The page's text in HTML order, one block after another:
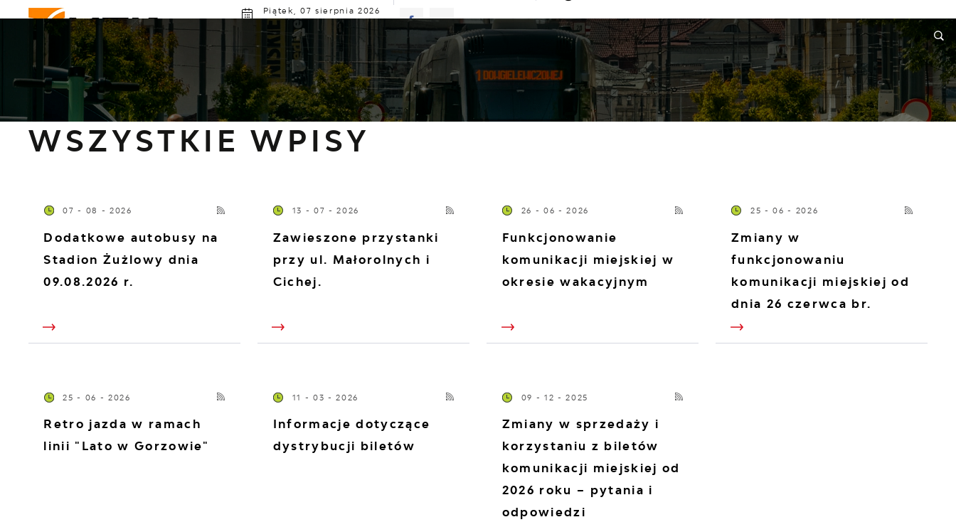
Przejdź do menu.
Przejdź do wyszukiwarki.
Przejdź do treści.
Przejdź do ustawień wielkości czcionki.
Włącz wersję kontrastową strony. Piątek, 07 sierpnia 2026
Deszcz 22°C
MZK GORZÓW ROZKŁAD JAZDY AKTUALNOŚCI KOMUNIKATY NASZA OFERTA INFORMACJE WNIOSKI I REKLAMACJE KONTAKT
Strona główna Komunikaty
WSZYSTKIE WPISY
07 - 08 - 2026
Dodatkowe autobusy na
Stadion Żużlowy dnia
09.08.2026 r.
13 - 07 - 2026
Zawieszone przystanki
przy ul. Małorolnych i
Cichej.
26 - 06 - 2026
Funkcjonowanie
komunikacji miejskiej w
okresie wakacyjnym
25 - 06 - 2026
Zmiany w
funkcjonowaniu
komunikacji miejskiej od
dnia 26 czerwca br.
25 - 06 - 2026
Retro jazda w ramach
linii "Lato w Gorzowie"
11 - 03 - 2026
Informacje dotyczące
dystrybucji biletów
09 - 12 - 2025
Zmiany w sprzedaży i
korzystaniu z biletów
komunikacji miejskiej od
2026 roku – pytania i
odpowiedzi